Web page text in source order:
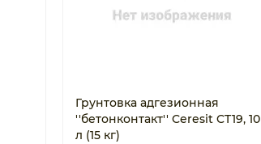
Грунтовка адгезионная
''бетонконтакт'' Ceresit CT19, 10
л (15 кг)